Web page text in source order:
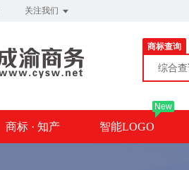
关注我们
商标查询
综合
商标 · 知产 智能LOGO
New